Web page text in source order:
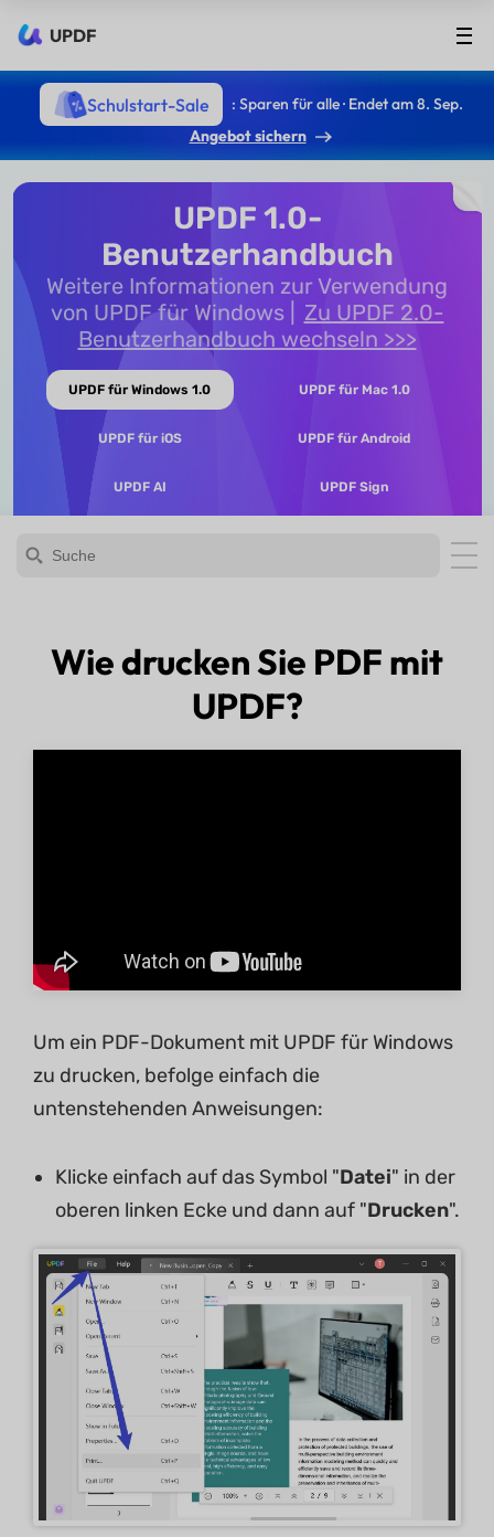
UPDF
Schulstart-Sale
: Sparen für alle · Endet am 8. Sep.
Angebot sichern
UPDF 1.0-
Benutzerhandbuch
Weitere Informationen zur Verwendung
von UPDF für Windows
Zu UPDF 2.0-
Benutzerhandbuch wechseln >>>
UPDF für Windows 1.0 UPDF für Mac 1.0
UPDF für iOS UPDF für Android
UPDF AI UPDF Sign
Wie drucken Sie PDF mit
UPDF?
Um ein PDF-Dokument mit UPDF für Windows
zu drucken, befolge einfach die
untenstehenden Anweisungen:
Klicke einfach auf das Symbol "Datei" in der
oberen linken Ecke und dann auf "Drucken".